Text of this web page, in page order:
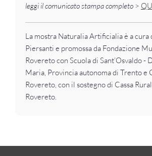
leggi il comunicato stampa completo >
La mostra Naturalia Artificialia è a cura
Piersanti e promossa da Fondazione
Rovereto con Scuola di Sant’Osvaldo -
Maria, Provincia autonoma di Trento e
Rovereto, con il sostegno di Cassa
Rovereto.